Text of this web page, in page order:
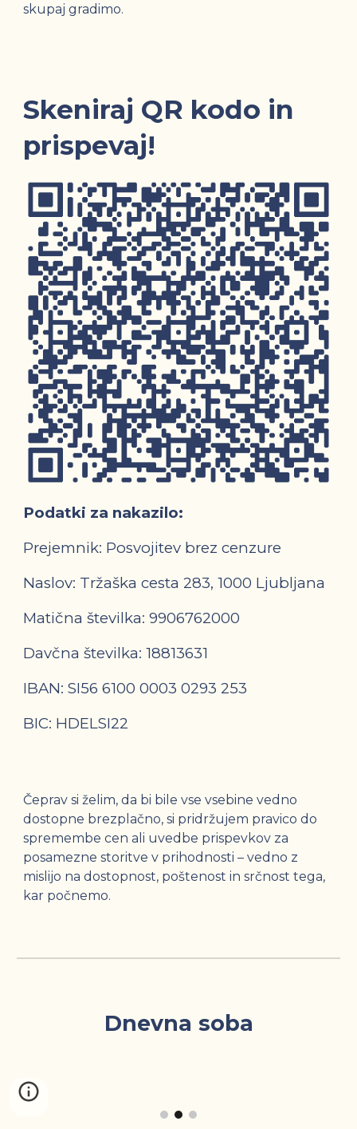
skupaj gradimo.
Skeniraj QR kodo in
prispevaj!
Podatki za nakazilo:
Prejemnik: Posvojitev brez cenzure
Naslov: Tržaška cesta 283, 1000 Ljubljana
Matična številka:9906762000
Davčna številka:18813631
IBAN: SI56 6100 0003 0293 253
BIC: HDELSI22
Čeprav si želim, da bi bile vse vsebine vedno
dostopne brezplačno, si pridržujem pravico do
spremembe cen ali uvedbe prispevkov za
posamezne storitve v prihodnosti – vedno z
mislijo na dostopnost, poštenost in srčnost tega,
kar počnemo.
Dnevna soba